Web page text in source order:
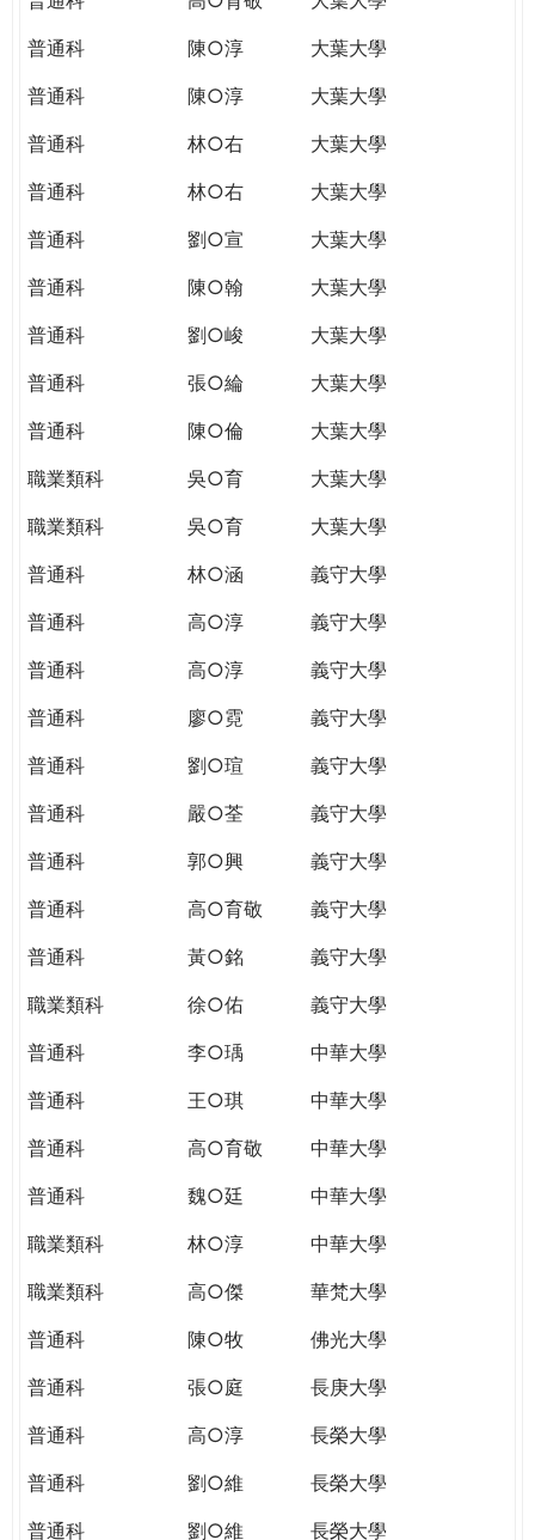
普通科
陳○淳
大葉大學
普通科
陳○淳
大葉大學
普通科
林○右
大葉大學
普通科
林○右
大葉大學
普通科
劉○宣
大葉大學
普通科
陳○翰
大葉大學
普通科
劉○峻
大葉大學
普通科
張○綸
大葉大學
普通科
陳○倫
大葉大學
職業類科
吳○育
大葉大學
職業類科
吳○育
大葉大學
普通科
林○涵
義守大學
普通科
高○淳
義守大學
普通科
高○淳
義守大學
普通科
廖○霓
義守大學
普通科
劉○瑄
義守大學
普通科
嚴○荃
義守大學
普通科
郭○興
義守大學
普通科
高○育敬
義守大學
普通科
黃○銘
義守大學
職業類科
徐○佑
義守大學
普通科
李○瑀
中華大學
普通科
王○琪
中華大學
普通科
高○育敬
中華大學
普通科
魏○廷
中華大學
職業類科
林○淳
中華大學
職業類科
高○傑
華梵大學
普通科
陳○牧
佛光大學
普通科
張○庭
長庚大學
普通科
高○淳
長榮大學
普通科
劉○維
長榮大學
普通科
劉○維
長榮大學